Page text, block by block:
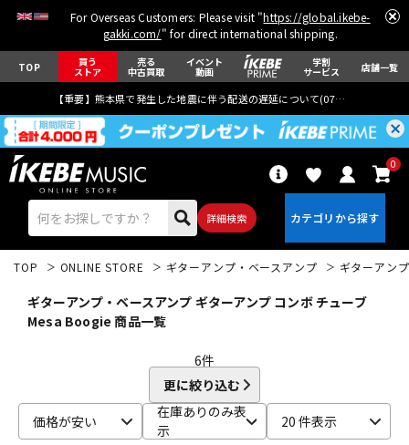
For Overseas Customers: Please visit "https://global.ikebe-
gakki.com/" for direct international shipping.
TOP 買う
ストア
売る
中古買取
イベント
動画
学割
サービス 店舗一覧
【重要】熊本県で発生した地震に伴う配送の遅延について(07月29日
詳細検索
0
ベース ウクレレ
TOP ONLINE STORE ギターアンプ・ベースアンプ ギターアンプ
ギターアンプ・ベースアンプ ギターアンプ コンボ チューブ
Mesa Boogie 商品一覧
6件
更に絞り込む
価格が安い
在庫ありのみ表
示
20 件表示